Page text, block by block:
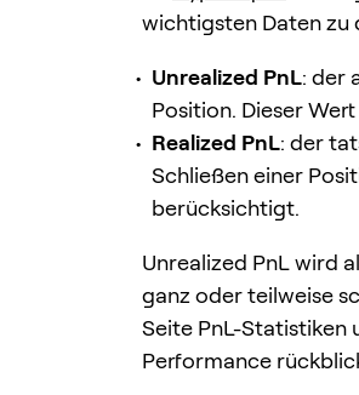
wichtigsten Daten zu
Unrealized PnL: der
Position. Dieser
Realized PnL: der
Schließen einer
berücksichtigt.
Unrealized PnL wird
ganz oder teilweise
Seite PnL-Statistiken
Performance